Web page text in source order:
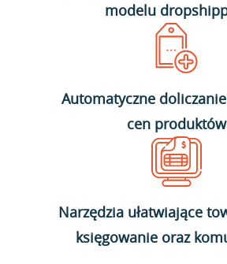
modelu
Automatyczne
cen produktów
Narzędzia ułatwiające
księgowanie oraz